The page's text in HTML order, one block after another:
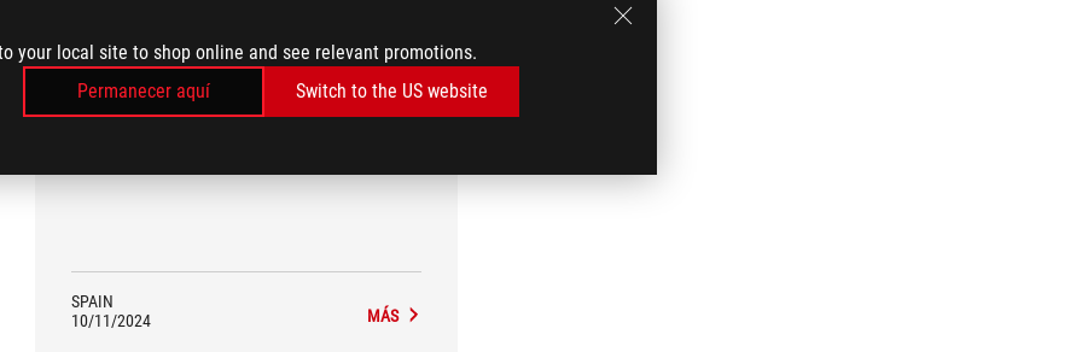
your local site to shop online and see relevant promotions.
Permanecer aquí
Switch to the US website
Recommended
Quality construction.
SPAIN
10/11/2024
MÁS